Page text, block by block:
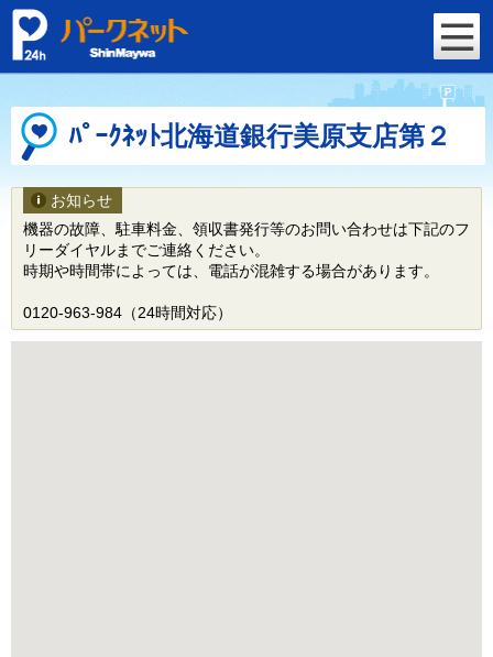
ﾊﾟｰｸﾈｯﾄ北海道銀行美原支店第２
お知らせ
機器の故障、駐車料金、領収書発行等のお問い合わせは下記のフ
リーダイヤルまでご連絡ください。
時期や時間帯によっては、電話が混雑する場合があります。
0120-963-984（24時間対応）